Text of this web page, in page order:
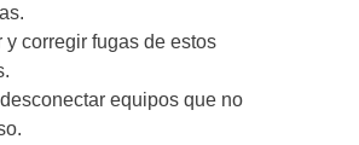
y corregir fugas de estos
equipos que no